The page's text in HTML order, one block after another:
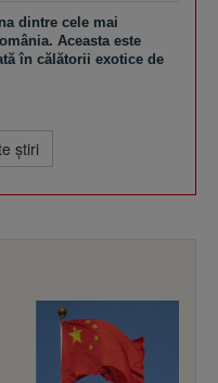
dintre cele mai
Aceasta este
în călătorii exotice de
ştiri